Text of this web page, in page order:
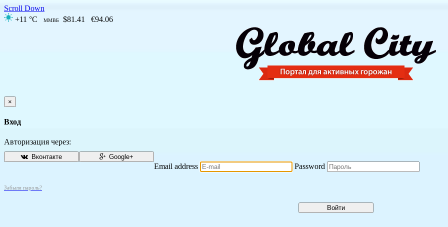
Scroll Down
+11 °C
ММВБ $81.41 €94.06
×
Вход
Авторизация через:
Вконтакте Google+
Email address Password
Забыли пароль?
Войти